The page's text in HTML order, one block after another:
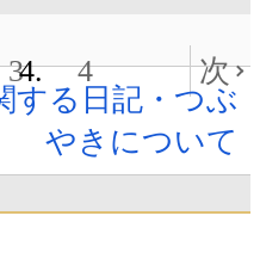
3 4
次
する日記・つぶ
やきについて